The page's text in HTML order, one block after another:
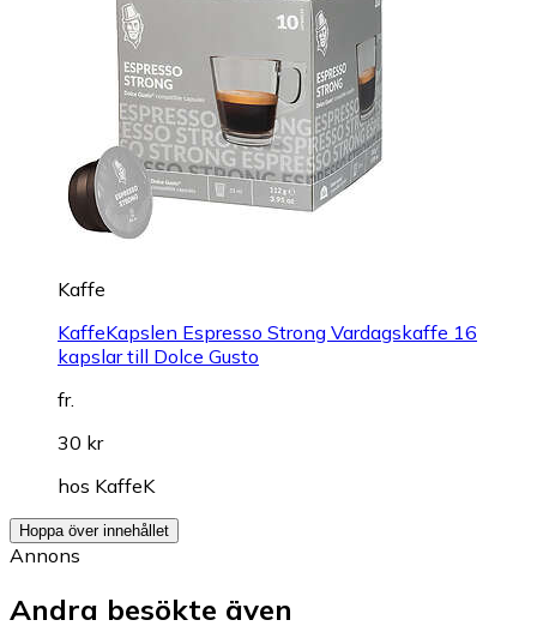
Kaffe
KaffeKapslen Espresso Strong Vardagskaffe 16
kapslar till Dolce Gusto
fr.
30 kr
hos KaffeK
Hoppa över innehållet
Annons
Andra besökte även